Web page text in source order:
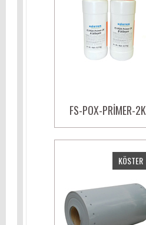
FS-POX-PRIMER-2K
KÖSTER